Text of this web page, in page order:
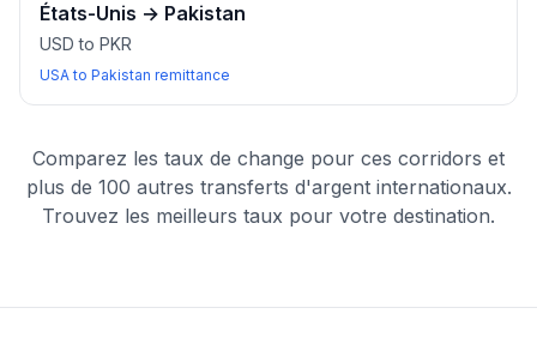
États-Unis → Pakistan
USD to PKR
USA to Pakistan remittance
Comparez les taux de change pour ces corridors et
plus de 100 autres transferts d'argent internationaux.
Trouvez les meilleurs taux pour votre destination.